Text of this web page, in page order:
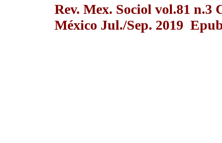
Rev. Mex. Sociol vol.81 n.3
México Jul./Sep. 2019